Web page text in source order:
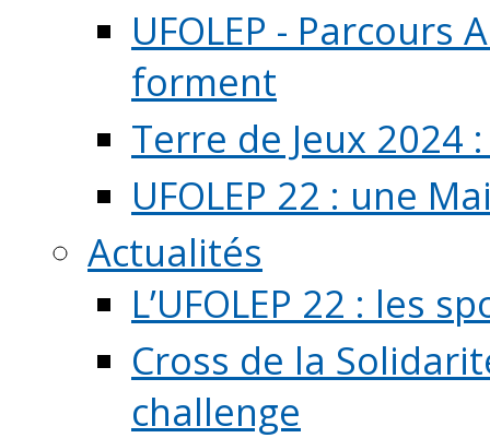
UFOLEP -
forment
Terre de Jeux 2024
UFOLEP 22 : une
Actualités
L’UFOLEP 22 : les
Cross de la
challenge